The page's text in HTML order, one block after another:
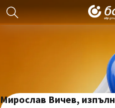
Мирослав Вичев,